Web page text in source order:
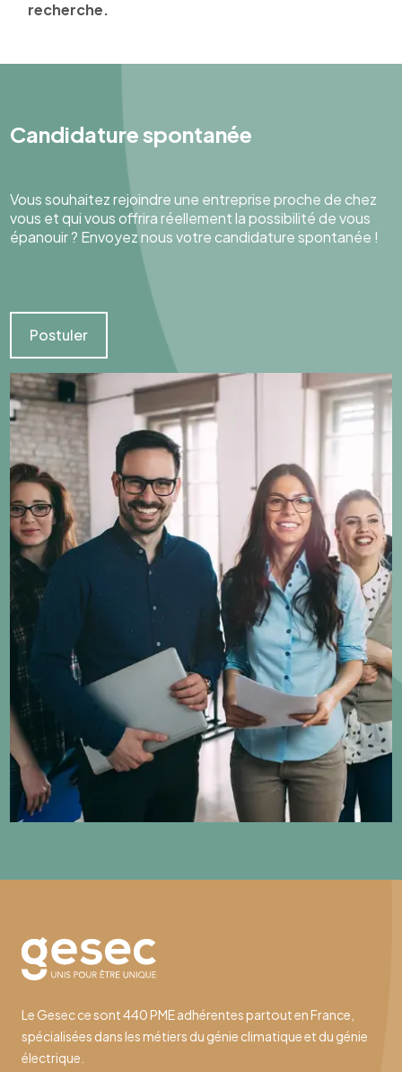
recherche.
Candidature spontanée
Vous souhaitez rejoindre une entreprise proche de chez
vous et qui vous offrira réellement la possibilité de vous
épanouir ? Envoyez nous votre candidature spontanée !
Postuler
Le Gesec ce sont 440 PME adhérentes partout en France,
spécialisées dans les métiers du génie climatique et du génie
électrique.